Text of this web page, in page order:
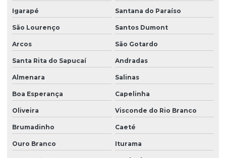
Retrofit de pontes rolantes
Sensor anti colisão ponte rolante
Sinalizador áudio visual
Sistema festoon para pontes rolantes
Talha elétrica de corrente
Talha elétrica para ponte rolante
Igarapé Santana do Paraíso
São Lourenço Santos Dumont
Arcos São Gotardo
Santa Rita do Sapucaí Andradas
Almenara Salinas
Boa Esperança Capelinha
Oliveira Visconde do Rio Branco
Brumadinho Caeté
Ouro Branco Iturama